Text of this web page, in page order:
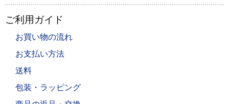
ご利用ガイド
お買い物の流れ
お支払い方法
送料
包装・ラッピング